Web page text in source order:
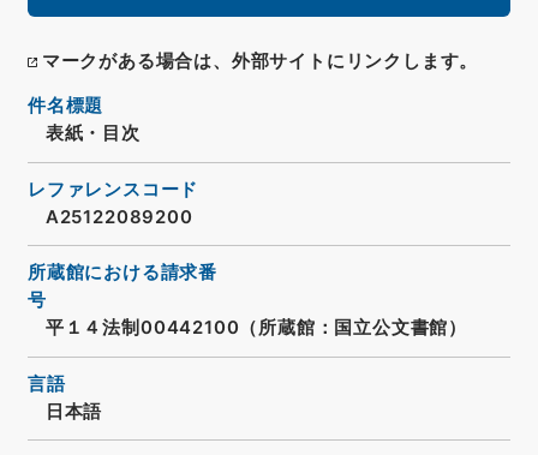
マークがある場合は、外部サイトにリンクします。
件名標題
表紙・目次
レファレンスコード
A25122089200
所蔵館における請求番
号
平１４法制00442100（所蔵館：国立公文書館）
言語
日本語